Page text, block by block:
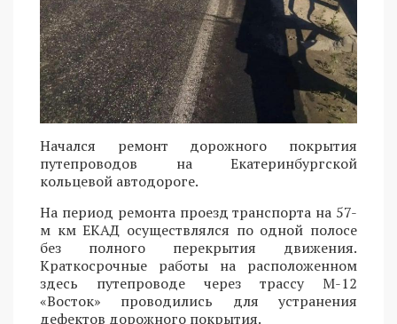
Начался ремонт дорожного покрытия
путепроводов на Екатеринбургской
кольцевой автодороге.
На период ремонта проезд транспорта на 57-
м км ЕКАД осуществлялся по одной полосе
без полного перекрытия движения.
Краткосрочные работы на расположенном
здесь путепроводе через трассу М-12
«Восток» проводились для устранения
дефектов дорожного покрытия.